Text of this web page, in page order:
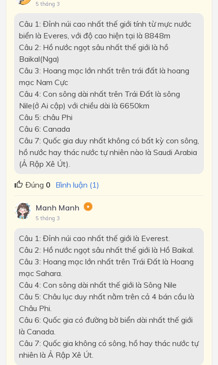
5 tháng 3
Câu 1: Đỉnh núi cao nhất thế giới tính từ mực nước
biển là Everes, với độ cao hiện tại là 8848m
Câu 2: Hồ nước ngọt sâu nhất thế giới là hồ
Baikal(Nga)
Câu 3: Hoang mạc lớn nhất trên trái đất là hoang
mạc Nam Cực
Câu 4: Con sông dài nhất trên Trái Đất là sông
Nile(ở Ai cập) với chiều dài là 6650km
Câu 5: châu Phi
Câu 6: Canada
Câu 7: Quốc gia duy nhất không có bất kỳ con sông,
hồ nước hay thác nước tự nhiên nào là Saudi Arabia
(Ả Rập Xê Út).
Đúng 0 Bình luận (1)
Manh Manh
5 tháng 3
Câu 1: Đỉnh núi cao nhất thế giới là Everest.
Câu 2: Hồ nước ngọt sâu nhất thế giới là Hồ Baikal.
Câu 3: Hoang mạc lớn nhất trên Trái Đất là Hoang
mạc Sahara.
Câu 4: Con sông dài nhất thế giới là Sông Nile
Câu 5: Châu lục duy nhất nằm trên cả 4 bán cầu là
Châu Phi.
Câu 6: Quốc gia có đường bờ biển dài nhất thế giới
là Canada.
Câu 7: Quốc gia không có sông, hồ hay thác nước tự
nhiên là Ả Rập Xê Út.